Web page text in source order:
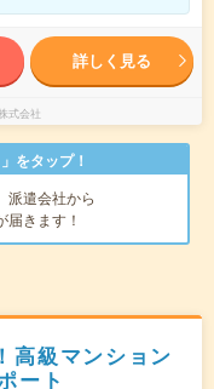
詳しく見る
式会社
をタップ！
派遣会社から
届きます！
高級マンション
ート